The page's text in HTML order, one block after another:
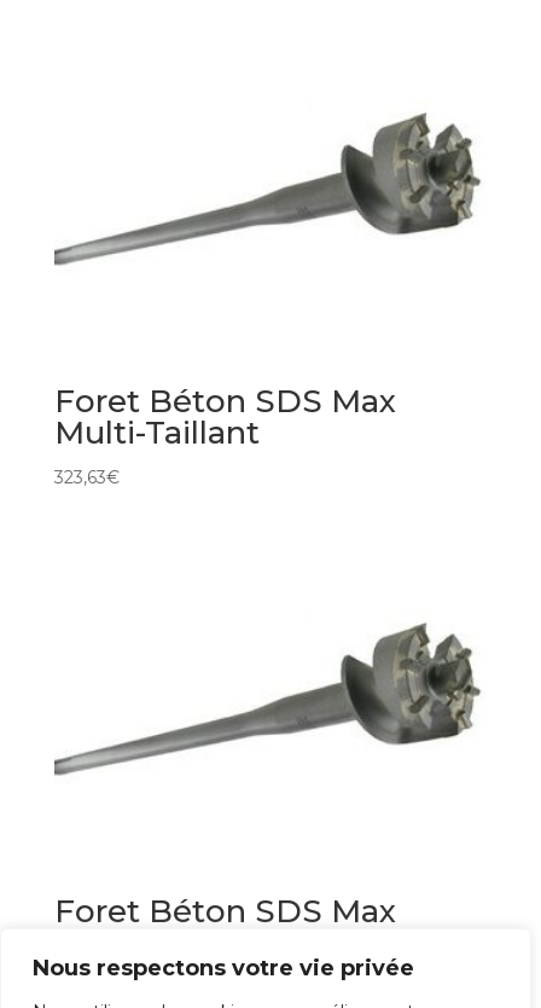
Nous respectons votre vie privée
Foret Béton SDS Max
Multi-Taillant
323,63€
Foret Béton SDS Max